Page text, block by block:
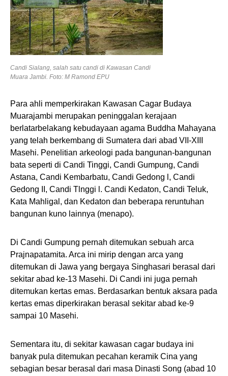
Candi Sialang, salah satu candi di Kawasan Candi
Muara Jambi. Foto: M Ramond EPU
Para ahli memperkirakan Kawasan Cagar Budaya
Muarajambi merupakan peninggalan kerajaan
berlatarbelakang kebudayaan agama Buddha Mahayana
yang telah berkembang di Sumatera dari abad VII-XIII
Masehi. Penelitian arkeologi pada bangunan-bangunan
bata seperti di Candi Tinggi, Candi Gumpung, Candi
Astana, Candi Kembarbatu, Candi Gedong l, Candi
Gedong II, Candi Tlnggi l. Candi Kedaton, Candi Teluk,
Kata Mahligal, dan Kedaton dan beberapa reruntuhan
bangunan kuno lainnya (menapo).
Di Candi Gumpung pernah ditemukan sebuah arca
Prajnapatamita. Arca ini mirip dengan arca yang
ditemukan di Jawa yang bergaya Singhasari berasal dari
sekitar abad ke-13 Masehi. Di Candi ini juga pernah
ditemukan kertas emas. Berdasarkan bentuk aksara pada
kertas emas diperkirakan berasal sekitar abad ke-9
sampai 10 Masehi.
Sementara itu, di sekitar kawasan cagar budaya ini
banyak pula ditemukan pecahan keramik Cina yang
sebagian besar berasal dari masa Dinasti Song (abad 10